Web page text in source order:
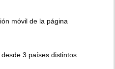
móvil de la página
3 países distintos